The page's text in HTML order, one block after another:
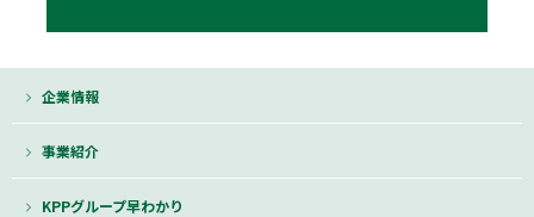
企業情報
事業紹介
KPPグループ早わかり